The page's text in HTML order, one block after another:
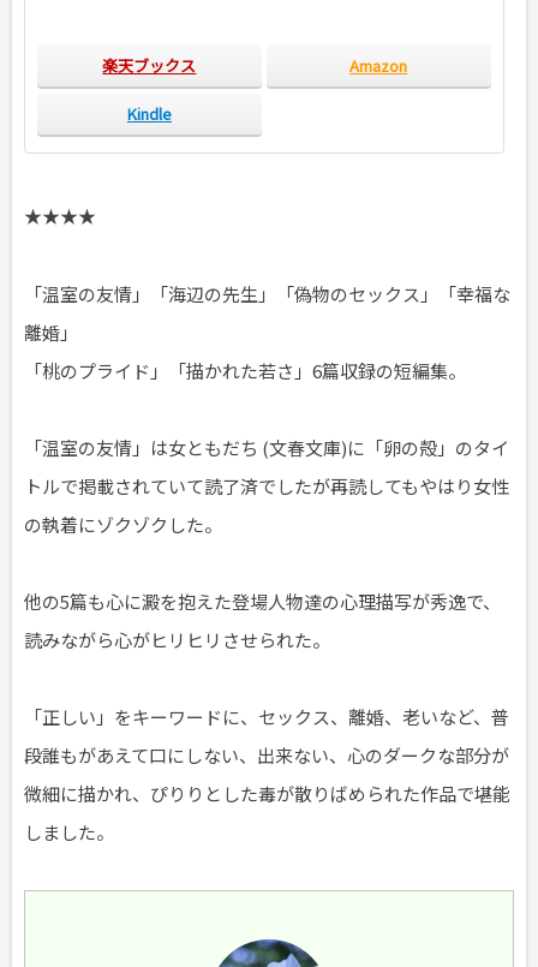
楽天ブックス Amazon
Kindle
★★★★
「温室の友情」「海辺の先生」「偽物のセックス」「幸福な
離婚」
「桃のプライド」「描かれた若さ」6篇収録の短編集。
「温室の友情」は女ともだち (文春文庫)に「卵の殻」のタイ
トルで掲載されていて読了済でしたが再読してもやはり女性
の執着にゾクゾクした。
他の5篇も心に澱を抱えた登場人物達の心理描写が秀逸で、
読みながら心がヒリヒリさせられた。
「正しい」をキーワードに、セックス、離婚、老いなど、普
段誰もがあえて口にしない、出来ない、心のダークな部分が
微細に描かれ、ぴりりとした毒が散りばめられた作品で堪能
しました。